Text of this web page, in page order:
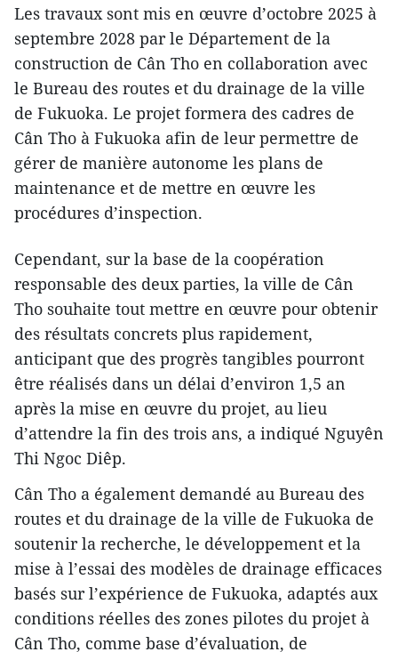
Les travaux sont mis en œuvre d’octobre 2025 à
septembre 2028 par le Département de la
construction de Cân Tho en collaboration avec
le Bureau des routes et du drainage de la ville
de Fukuoka. Le projet formera des cadres de
Cân Tho à Fukuoka afin de leur permettre de
gérer de manière autonome les plans de
maintenance et de mettre en œuvre les
procédures d’inspection.
Cependant, sur la base de la coopération
responsable des deux parties, la ville de Cân
Tho souhaite tout mettre en œuvre pour obtenir
des résultats concrets plus rapidement,
anticipant que des progrès tangibles pourront
être réalisés dans un délai d’environ 1,5 an
après la mise en œuvre du projet, au lieu
d’attendre la fin des trois ans, a indiqué Nguyên
Thi Ngoc Diêp.
Cân Tho a également demandé au Bureau des
routes et du drainage de la ville de Fukuoka de
soutenir la recherche, le développement et la
mise à l’essai des modèles de drainage efficaces
basés sur l’expérience de Fukuoka, adaptés aux
conditions réelles des zones pilotes du projet à
Cân Tho, comme base d’évaluation, de